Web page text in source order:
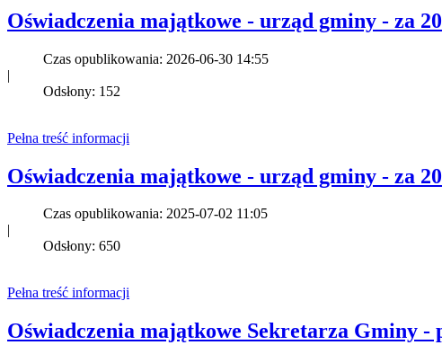
Oświadczenia majątkowe - urząd gminy - za
Czas opublikowania: 2026-06-30 14:55
|
Odsłony: 152
Pełna treść informacji
Oświadczenia majątkowe - urząd gminy - za
Czas opublikowania: 2025-07-02 11:05
|
Odsłony: 650
Pełna treść informacji
Oświadczenia majątkowe Sekretarza Gminy -